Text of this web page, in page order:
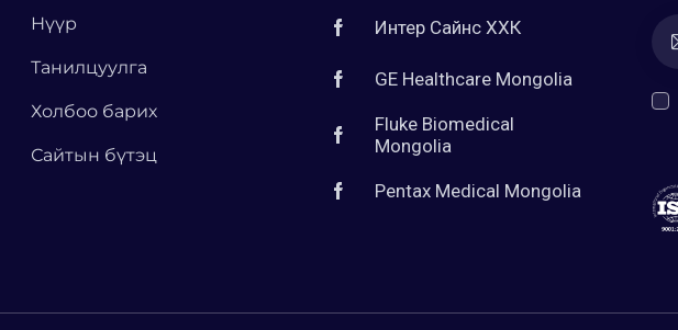
Нүүр
Танилцуулга
Холбоо барих
Сайтын бүтэц
Интер Сайнс ХХК
GE Healthcare Mongolia
Fluke Biomedical
Mongolia
Pentax Medical Mongolia